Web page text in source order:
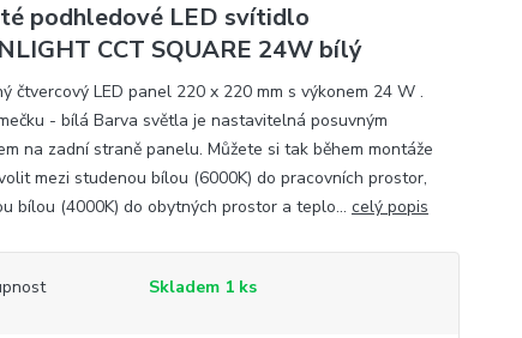
podhledové LED svítidlo
CCT SQUARE 24W bílý
čtvercový LED panel 220 x 220 mm s výkonem 24 W .
- bílá Barva světla je nastavitelná posuvným
na zadní straně panelu. Můžete si tak během montáže
mezi studenou bílou (6000K) do pracovních prostor,
bílou (4000K) do obytných prostor a teplo... celý popis
Skladem 1 ks